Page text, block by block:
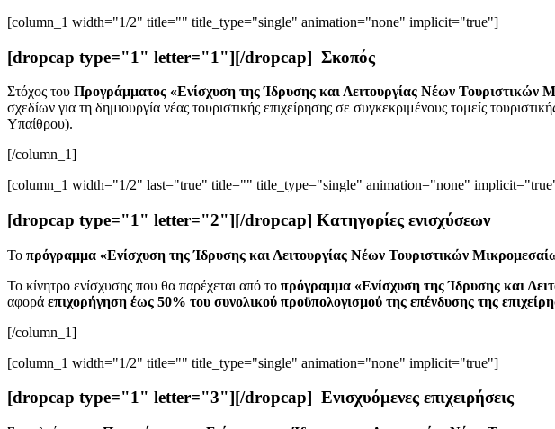
[column_1 width="1/2" title="" title_type="single" animation="none" implicit="true"]
[dropcap type="1" letter="1"][/dropcap] Σκοπός
Στόχος του Προγράμματος «Ενίσχυση της Ίδρυσης και Λειτουργίας Νέων
σχεδίων για τη δημιουργία νέας τουριστικής επιχείρησης σε συγκεκριμένους τομείς
Υπαίθρου).
[/column_1]
[column_1 width="1/2" last="true" title="" title_type="single" animation="none"
[dropcap type="1" letter="2"][/dropcap] Κατηγορίες ενισχύσεων
Το πρόγραμμα «Ενίσχυση της Ίδρυσης και Λειτουργίας Νέων Τουριστικών
Το κίνητρο ενίσχυσης που θα παρέχεται από το πρόγραμμα «Ενίσχυση της Ίδρυσης και
αφορά επιχορήγηση έως 50% του συνολικού προϋπολογισμού της επένδυσης της
[/column_1]
[column_1 width="1/2" title="" title_type="single" animation="none" implicit="true"]
[dropcap type="1" letter="3"][/dropcap] Ενισχυόμενες επιχειρήσεις